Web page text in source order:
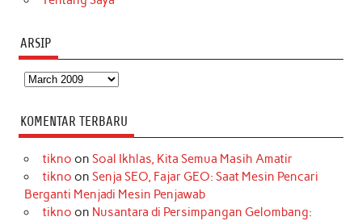
ARSIP
Arsip
KOMENTAR TERBARU
tikno on Soal Ikhlas, Kita Semua Masih Amatir
tikno on Senja SEO, Fajar GEO: Saat Mesin Pencari
Berganti Menjadi Mesin Penjawab
tikno on Nusantara di Persimpangan Gelombang: